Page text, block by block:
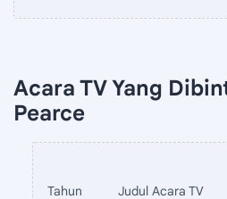
Acara TV Yang
Pearce
Tahun Judul Acara TV